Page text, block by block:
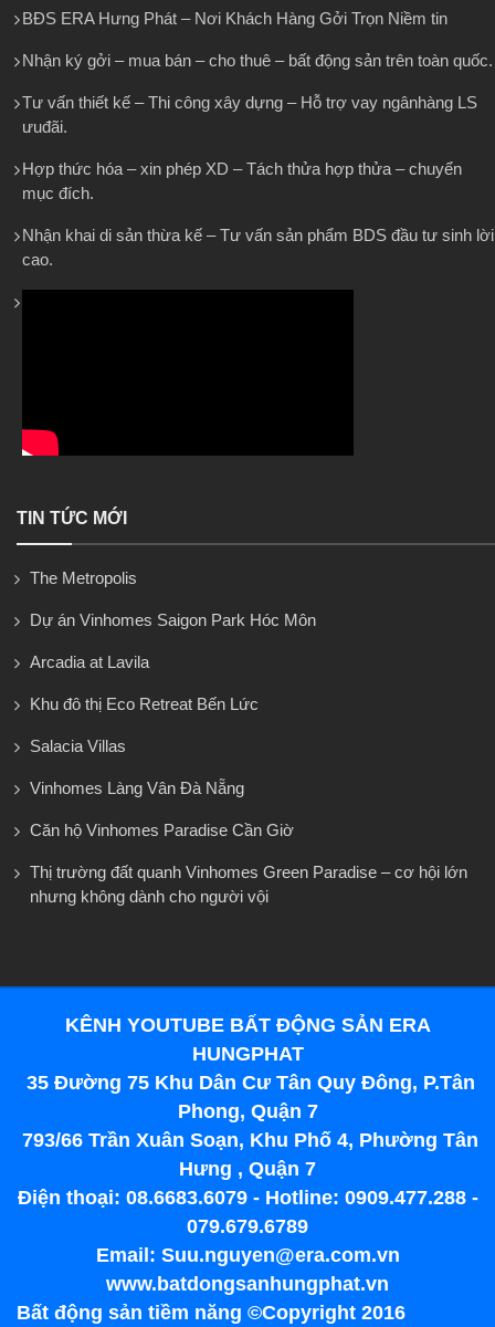
BĐS ERA Hưng Phát – Nơi Khách Hàng Gởi Trọn Niềm tin
Nhận ký gởi – mua bán – cho thuê – bất động sản trên toàn quốc.
Tư vấn thiết kế – Thi công xây dựng – Hỗ trợ vay ngânhàng LS
ưuđãi.
Hợp thức hóa – xin phép XD – Tách thửa hợp thửa – chuyển
mục đích.
Nhận khai di sản thừa kế – Tư vấn sản phẩm BDS đầu tư sinh lời
cao.
TIN TỨC MỚI
The Metropolis
Dự án Vinhomes Saigon Park Hóc Môn
Arcadia at Lavila
Khu đô thị Eco Retreat Bến Lức
Salacia Villas
Vinhomes Làng Vân Đà Nẵng
Căn hộ Vinhomes Paradise Cần Giờ
Thị trường đất quanh Vinhomes Green Paradise – cơ hội lớn
nhưng không dành cho người vội
KÊNH YOUTUBE BẤT ĐỘNG SẢN ERA
HUNGPHAT
35 Đường 75 Khu Dân Cư Tân Quy Đông, P.Tân
Phong, Quận 7
793/66 Trần Xuân Soạn, Khu Phố 4, Phường Tân
Hưng , Quận 7
Điện thoại: 08.6683.6079 - Hotline: 0909.477.288 -
079.679.6789
Email: Suu.nguyen@era.com.vn
www.batdongsanhungphat.vn
Bất động sản tiềm năng ©Copyright 2016